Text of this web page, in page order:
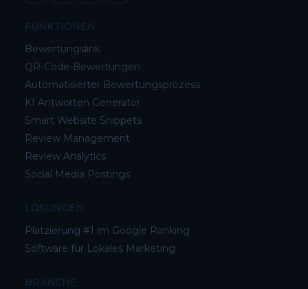
FUNKTIONEN
Bewertungslink
QR-Code-Bewertungen
Automatisierter Bewertungsprozess
KI Antworten Generator
Smart Website Snippets
Review Management
Review Analytics
Social Media Postings
LÖSUNGEN
Platzierung #1 im Google Ranking
Software für Lokales Marketing
BRANCHE